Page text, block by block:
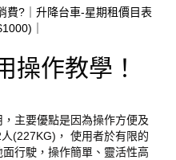
費? ｜升降台車-星期租價目表
操作教學！
主要優點是因為操作方便及
(227KG)， 使用者於有限的
行駛，操作簡單、靈活性高